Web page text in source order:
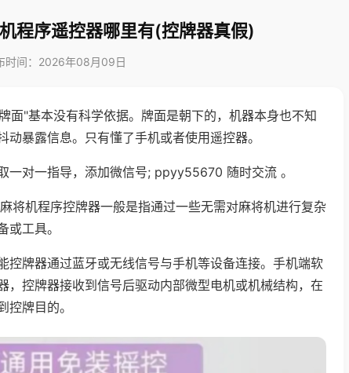
程序遥控器哪里有(控牌器真假)
时间：2026年08月09日
面"基本没有科学依据。牌面是朝下的，机器本身也不知
暴露信息。只有懂了手机或者使用遥控器。
一对一指导，添加微信号; ppyy55670 随时交流 。
将机程序控牌器一般是指通过一些无需对麻将机进行复杂
工具。
控牌器通过蓝牙或无线信号与手机等设备连接。手机端软
，控牌器接收到信号后驱动内部微型电机或机械结构，在
牌目的。